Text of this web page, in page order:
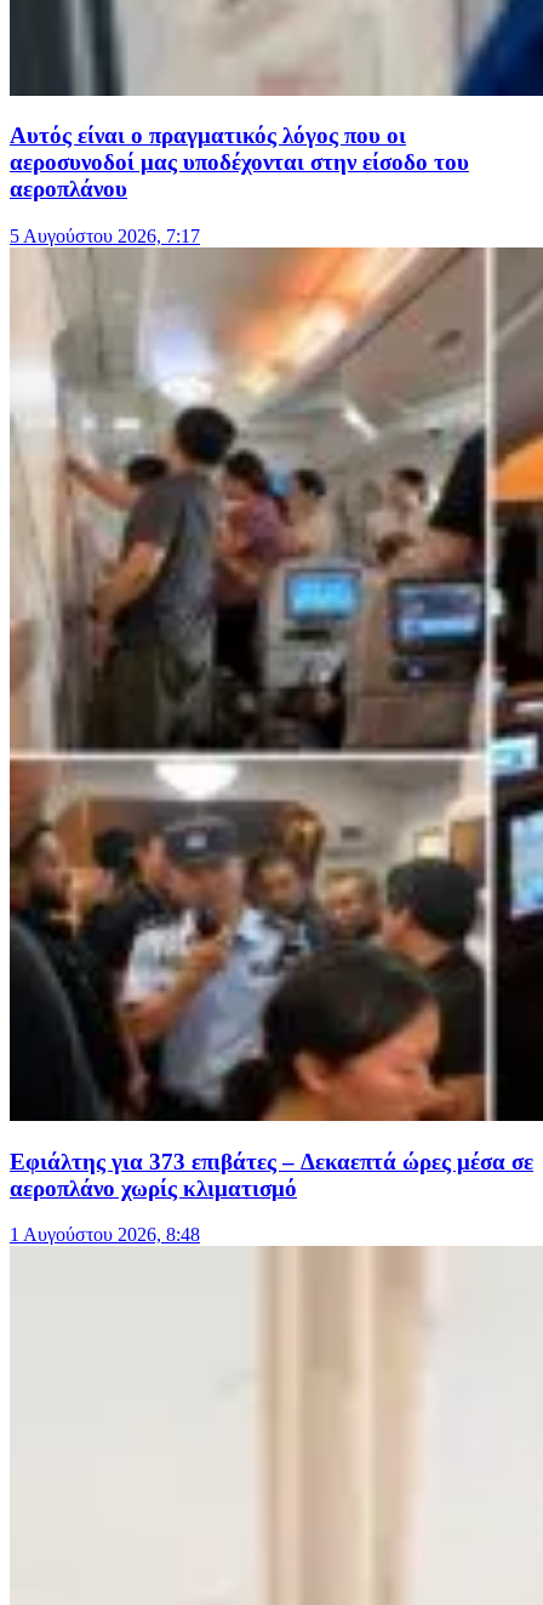
Αυτός είναι ο πραγματικός λόγος που οι
αεροσυνοδοί μας υποδέχονται στην είσοδο του
αεροπλάνου
5 Αυγούστου 2026, 7:17
Εφιάλτης για 373 επιβάτες – Δεκαεπτά ώρες μέσα σε
αεροπλάνο χωρίς κλιματισμό
1 Αυγούστου 2026, 8:48